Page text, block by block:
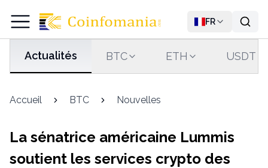
FR
Actualités BTC ETH USDT
Accueil BTC Nouvelles
La sénatrice américaine Lummis
soutient les services crypto des